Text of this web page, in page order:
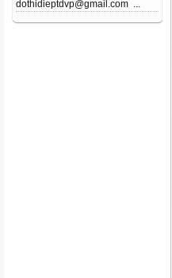
dothidieptdvp@gmail.com ...